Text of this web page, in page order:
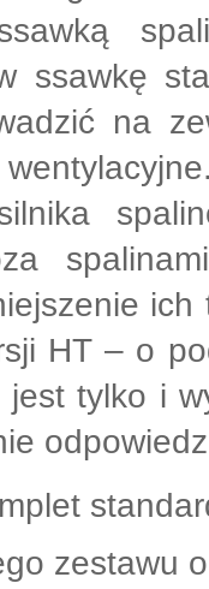
ssawkę
na
ich
HT – o
jest tylko i
zestawu